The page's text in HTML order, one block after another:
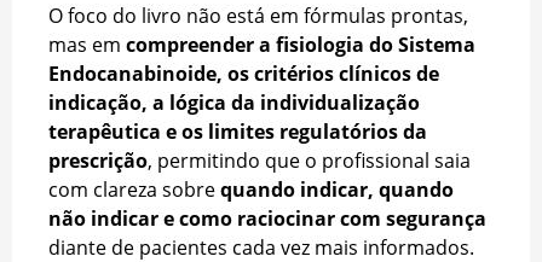
O foco do livro não está em fórmulas prontas,
mas em compreender a fisiologia do Sistema
Endocanabinoide, os critérios clínicos de
indicação, a lógica da individualização
terapêutica e os limites regulatórios da
prescrição, permitindo que o profissional saia
com clareza sobrequando indicar, quando
não indicar e como raciocinar com segurança
diante de pacientes cada vez mais informados.